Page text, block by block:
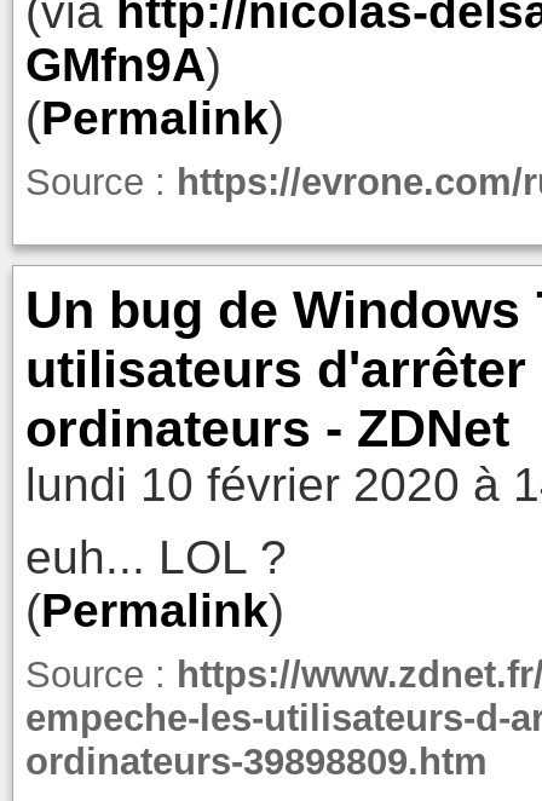
(via http://nicolas-
GMfn9A)
(Permalink)
Source : https://evrone.com/
Un bug de Windows
utilisateurs d'arrêter
ordinateurs - ZDNet
lundi 10 février 2020 à
euh... LOL ?
(Permalink)
Source : https://
empeche-les-utilisateurs-d-
ordinateurs-39898809.htm